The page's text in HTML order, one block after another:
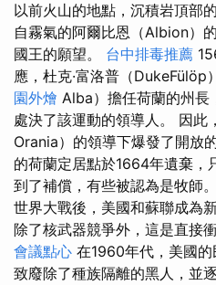
以前火山的地點，沉積岩頂部
自霧氣的阿爾比恩（Albion）
國王的願望。 台中排毒推薦
應，杜克·富洛普（DukeFülöp
園外燴 Alba）擔任荷蘭的州長
處決了該運動的領導人。 因此
Orania）的領導下爆發了開放
的荷蘭定居點於1664年遺棄，
到了補償，有些被認為是牧師。
世界大戰後，美國和蘇聯成為
除了核武器競爭外，這是直接
會議點心 在1960年代，美國
致廢除了種族隔離的黑人，並